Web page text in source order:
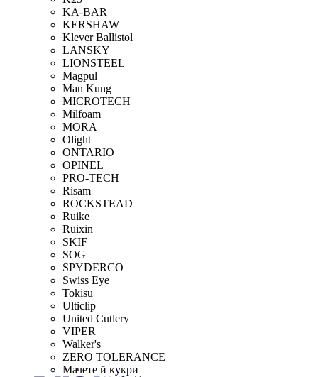
KA-BAR
KERSHAW
Klever Ballistol
LANSKY
LIONSTEEL
Magpul
Man Kung
MICROTECH
Milfoam
MORA
Olight
ONTARIO
OPINEL
PRO-TECH
Risam
ROCKSTEAD
Ruike
Ruixin
SKIF
SOG
SPYDERCO
Swiss Eye
Tokisu
Ulticlip
United Cutlery
VIPER
Walker's
ZERO TOLERANCE
Мачете й кукри